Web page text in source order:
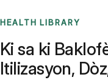
HEALTH LIBRARY
Ki sa ki
Itilizasyon,